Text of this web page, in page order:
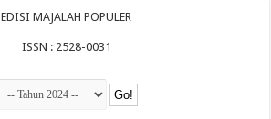
EDISI MAJALAH POPULER
ISSN : 2528-0031